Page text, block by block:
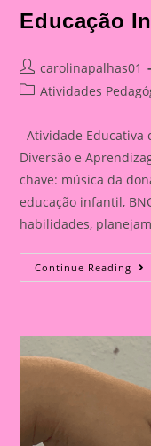
Educação
Post
author:
carolinapalhas01
PostAtividades
Atividade Educativa
Diversão e
chave: música da
educação infantil,
habilidades,
Continue Reading